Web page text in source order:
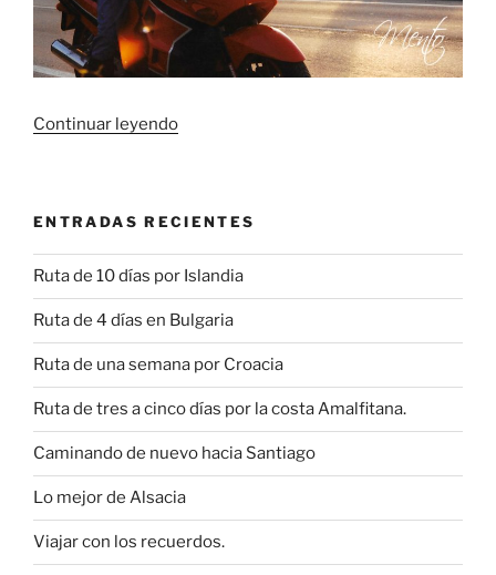
Continuar leyendo«Los
afición»
ENTRADAS RECIENTES
Ruta de 10 días por Islandia
Ruta de 4 días en Bulgaria
Ruta de una semana por Croacia
Ruta de tres a cinco días por la costa Amalfitana.
Caminando de nuevo hacia Santiago
Lo mejor de Alsacia
Viajar con los recuerdos.